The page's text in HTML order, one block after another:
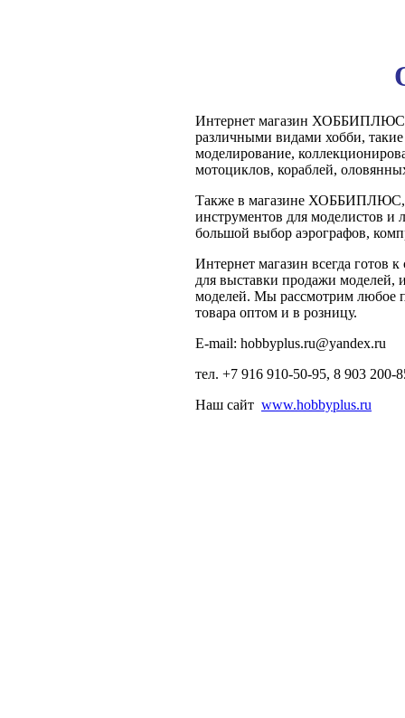
Интернет магазин ХОББИПЛЮС,
различными видами хобби,
моделирование,
мотоциклов, кораблей,
Также в магазине ХОББИПЛЮС,
инструментов для моделистов и
большой выбор аэрографов,
Интернет магазин всегда готов
для выставки продажи моделей,
моделей. Мы рассмотрим любое
товара оптом и в розницу.
E-mail: hobbyplus.ru@yandex.ru
тел. +7 916 910-50-95, 8 903 200-
Наш сайт www.hobbyplus.ru